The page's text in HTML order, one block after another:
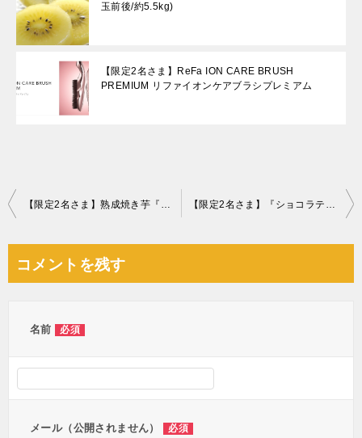
玉前後/約5.5kg)
【限定2名さま】ReFa ION CARE BRUSH
PREMIUM リファイオンケアブラシプレミアム
投
ビ
【限定2名さま】熟成焼き芋『紅はるか』 【限定2名さま】『ショコラティエ パレドオール』クリスマスツリーショコラ
コメントを残す
名前 必須
メール（公開されません） 必須